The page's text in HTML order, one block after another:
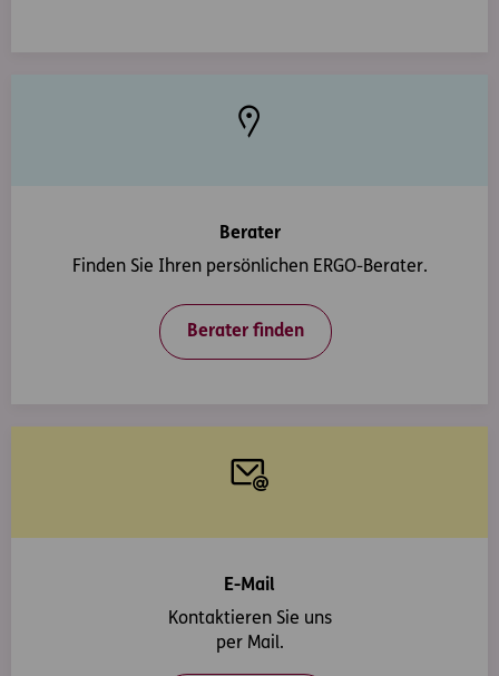
Berater
Finden Sie Ihren persönlichen ERGO-Berater.
Berater finden
E-Mail
Kontaktieren Sie uns
per Mail.